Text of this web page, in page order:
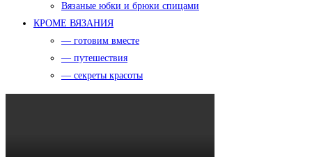
Вязаные юбки и брюки спицами
КРОМЕ ВЯЗАНИЯ
— готовим вместе
— путешествия
— секреты красоты